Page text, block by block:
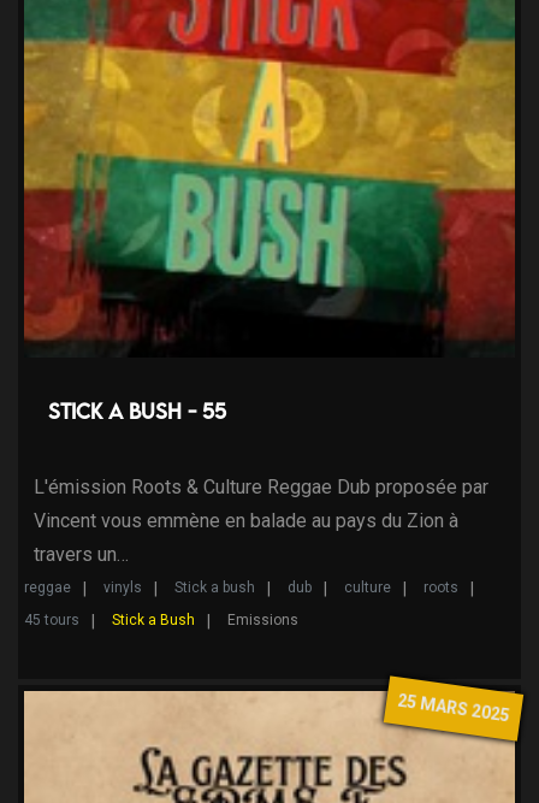
Stick a bush - 55
L'émission Roots & Culture Reggae Dub proposée par
Vincent vous emmène en balade au pays du Zion à
travers un…
reggae vinyls Stick a bush dub culture
roots
45 tours
Stick a Bush Emissions
25 MARS 2025